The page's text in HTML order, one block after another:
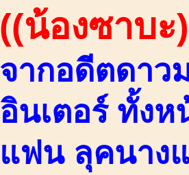
((น้องซาบะ)
จากอดีตดาว
อินเตอร์ ทั้งห
แฟน ลุคนาง